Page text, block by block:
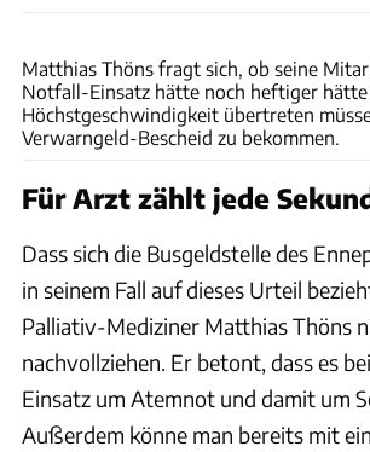
Matthias Thöns fragt sich, ob seine
Notfall-Einsatz hätte noch heftiger
Höchstgeschwindigkeit übertreten
Verwarngeld-Bescheid zu bekommen.
Für Arzt zählt jede
Dass sich die Busgeldstelle des
in seinem Fall auf dieses Urteil
Palliativ-Mediziner Matthias Thöns
nachvollziehen. Er betont, dass es
Einsatz um Atemnot und damit um
Außerdem könne man bereits mit